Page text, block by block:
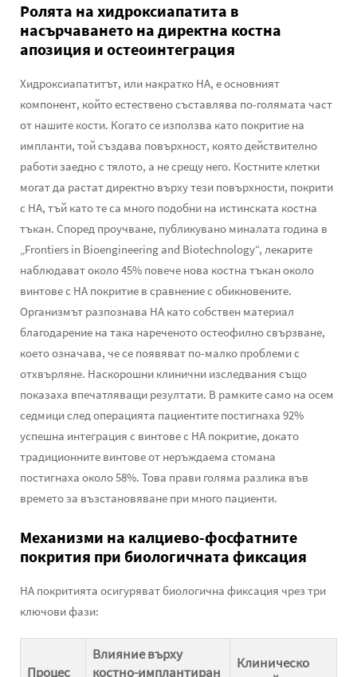
Ролята на хидроксиапатита в
насърчаването на директна костна
апозиция и остеоинтеграция
Хидроксиапатитът, или накратко HA, е основният
компонент, който естествено съставлява по-голямата част
от нашите кости. Когато се използва като покритие на
импланти, той създава повърхност, която действително
работи заедно с тялото, а не срещу него. Костните клетки
могат да растат директно върху тези повърхности, покрити
с HA, тъй като те са много подобни на истинската костна
тъкан. Според проучване, публикувано миналата година в
„Frontiers in Bioengineering and Biotechnology“, лекарите
наблюдават около 45% повече нова костна тъкан около
винтове с HA покритие в сравнение с обикновените.
Организмът разпознава HA като собствен материал
благодарение на така нареченото остеофилно свързване,
което означава, че се появяват по-малко проблеми с
отхвърляне. Наскорошни клинични изследвания също
показаха впечатляващи резултати. В рамките само на осем
седмици след операцията пациентите постигнаха 92%
успешна интеграция с винтове с HA покритие, докато
традиционните винтове от неръждаема стомана
постигнаха около 58%. Това прави голяма разлика във
времето за възстановяване при много пациенти.
Механизми на калциево-фосфатните
покрития при биологичната фиксация
HA покритията осигуряват биологична фиксация чрез три
ключови фази:
Процес
Влияние върху
костно-имплантиран
Клиническо